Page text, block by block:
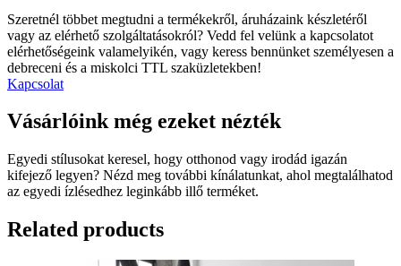
Szeretnél többet megtudni a termékekről, áruházaink készletéről
vagy az elérhető szolgáltatásokról? Vedd fel velünk a kapcsolatot
elérhetőségeink valamelyikén, vagy keress bennünket személyesen a
debreceni és a miskolci TTL szaküzletekben!
Kapcsolat
Vásárlóink még ezeket nézték
Egyedi stílusokat keresel, hogy otthonod vagy irodád igazán
kifejező legyen? Nézd meg további kínálatunkat, ahol megtalálhatod
az egyedi ízlésedhez leginkább illő terméket.
Related products